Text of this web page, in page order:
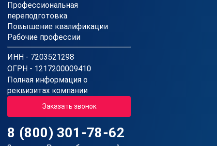
Профессиональная
переподготовка
Повышение квалификации
Рабочие профессии
ИНН - 7203521298
ОГРН - 1217200009410
Полная информация о
реквизитах компании
Заказать звонок
8 (800) 301-78-62